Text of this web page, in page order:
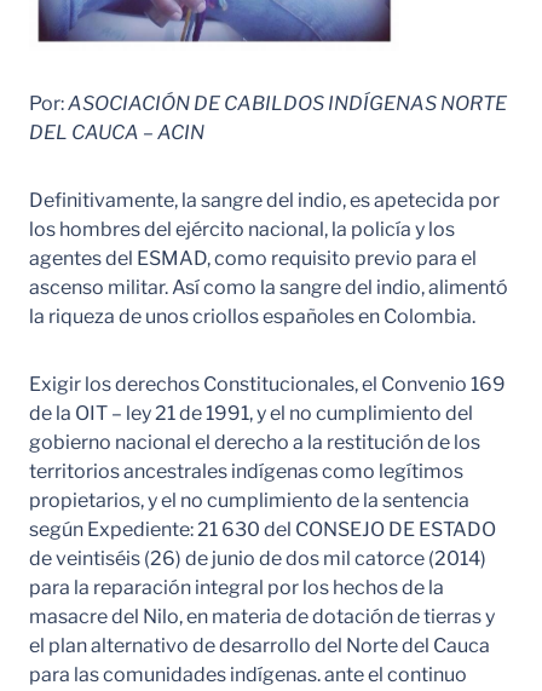
Por:ASOCIACIÓN DE CABILDOS INDÍGENAS NORTE
DEL CAUCA – ACIN
Definitivamente, la sangre del indio, es apetecida por
los hombres del ejército nacional, la policía y los
agentes del ESMAD, como requisito previo para el
ascenso militar. Así como la sangre del indio, alimentó
la riqueza de unos criollos españoles en Colombia.
Exigir los derechos Constitucionales, el Convenio 169
de la OIT – ley 21 de 1991, y el no cumplimiento del
gobierno nacional el derecho a la restitución de los
territorios ancestrales indígenas como legítimos
propietarios, y el no cumplimiento de la sentencia
según Expediente: 21 630 del CONSEJO DE ESTADO
de veintiséis (26) de junio de dos mil catorce (2014)
para la reparación integral por los hechos de la
masacre del Nilo, en materia de dotación de tierras y
el plan alternativo de desarrollo del Norte del Cauca
para las comunidades indígenas. ante el continuo